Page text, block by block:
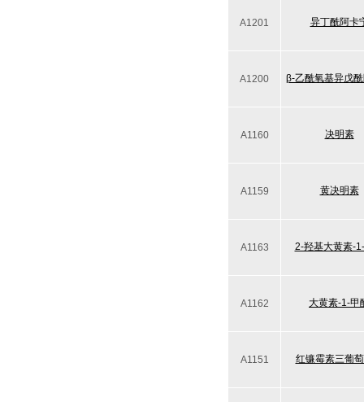
A1201 异丁酰阿卡
A1200 β-乙酰氧基异戊
A1160 决明素
A1159 黄决明素
A1163 2-羟基大黄素-
A1162 大黄素-1-甲
A1151 红镰霉素三葡